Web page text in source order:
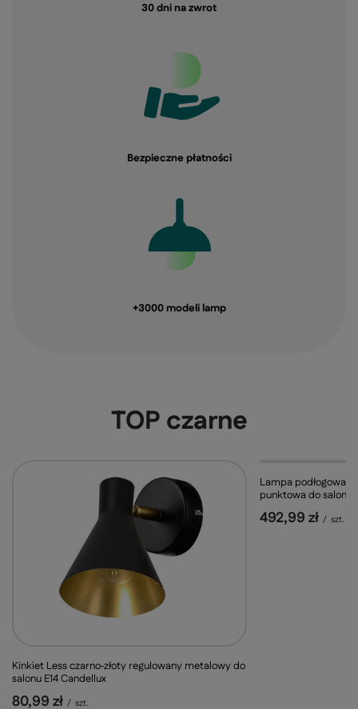
30 dni na zwrot
Bezpieczne płatności
+3000 modeli lamp​
TOP czarne
Kinkiet Less czarno‑złoty regulowany metalowy do
salonu E14 Candellux
80,99 zł / szt.
Lampa podłogowa
punktowa do salonu
492,99 zł / szt.